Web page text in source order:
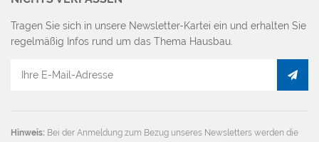
Tragen Sie sich in unsere Newsletter-Kartei ein und erhalten Sie
regelmäßig Infos rund um das Thema Hausbau.
Hinweis: Bei der Anmeldung zum Bezug unseres Newsletters werden die